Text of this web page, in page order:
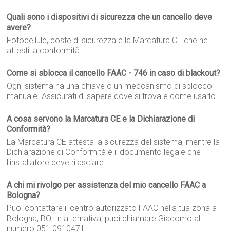
Quali sono i dispositivi di sicurezza che un cancello deve
avere?
Fotocellule, coste di sicurezza e la Marcatura CE che ne
attesti la conformità.
Come si sblocca il cancello FAAC - 746 in caso di blackout?
Ogni sistema ha una chiave o un meccanismo di sblocco
manuale. Assicurati di sapere dove si trova e come usarlo.
A cosa servono la Marcatura CE e la Dichiarazione di
Conformità?
La Marcatura CE attesta la sicurezza del sistema, mentre la
Dichiarazione di Conformità è il documento legale che
l'installatore deve rilasciare.
A chi mi rivolgo per assistenza del mio cancello FAAC a
Bologna?
Puoi contattare il centro autorizzato FAAC nella tua zona a
Bologna, BO. In alternativa, puoi chiamare Giacomo al
numero 051 0910471.